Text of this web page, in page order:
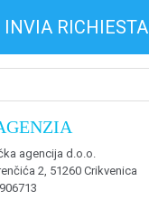
INVIA RICHIESTA
agencija d.o.o.
2, 51260 Crikvenica